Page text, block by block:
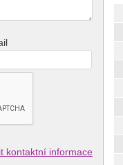
kontaktní informace